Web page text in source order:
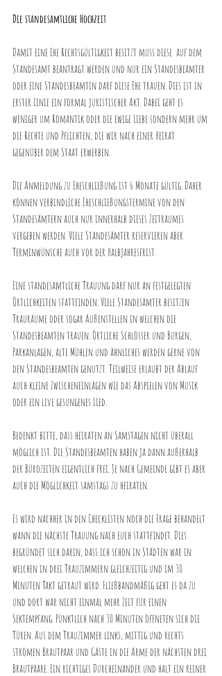
Die standesamtliche Hochzeit
Damit eine Ehe Rechtsgültigkeit besitzt muss diese  auf dem
Standesamt beantragt werden und nur ein Standesbeamter
oder eine Standesbeamtin darf diese Ehe trauen. Dies ist in
erster Linie ein formal juristischer Akt. Dabei geht es
weniger um Romantik oder die ewige Liebe sondern mehr um
die Rechte und Pflichten, die wir nach einer Heirat
gegenüber dem Staat erwerben.
Die Anmeldung zu Eheschließung ist 6 Monate gültig. Daher
können verbindliche Eheschließungstermine von den
Standesämtern auch nur innerhalb dieses Zeitraumes
vergeben werden. Viele Standesämter reservieren aber
Terminwünsche auch vor der Halbjahresfrist.
Eine standesamtliche Trauung darf nur an festgelegten
Örtlichkeiten stattfinden. Viele Standesämter besitzen
Trauräume oder sogar Außenstellen in welchen die
Standesbeamten trauen. Örtliche Schlösser und Burgen,
Parkanlagen, alte Mühlen und ähnliches werden gerne von
den Standesbeamten genutzt. Teilweise erlaubt der Ablauf
auch kleine Zwischeneinlagen wie das Abspielen von Musik
oder ein live gesungenes Lied.
Bedenkt bitte, dass heiraten an Samstagen nicht überall
möglich ist. Die Standesbeamten haben ja dann außerhalb
der Bürozeiten eigentlich frei. Je nach Gemeinde gibt es aber
auch die Möglichkeit samstags zu heiraten.
Es wird nachher in den Checklisten noch die Frage behandelt
wann die nächste Trauung nach euch stattfindet. Dies
begründet sich darin, dass ich schon in Städten war in
welchen in drei Trauzimmern gleichzeitig und im 30
Minuten Takt getraut wird. Fließbandmäßig geht es da zu
und dort war nicht einmal mehr Zeit für einen
Sektempfang. Pünktlich nach 30 Minuten öffneten sich die
Türen. Aus dem Trauzimmer links, mittig und rechts
strömen Brautpaar und Gäste in die Arme der nächsten drei
Brautpaare. Ein richtiges Durcheinander und halt ein reiner